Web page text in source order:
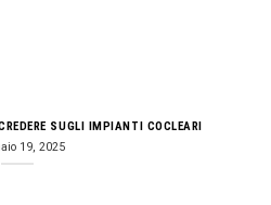
SUGLI IMPIANTI COCLEARI
19, 2025